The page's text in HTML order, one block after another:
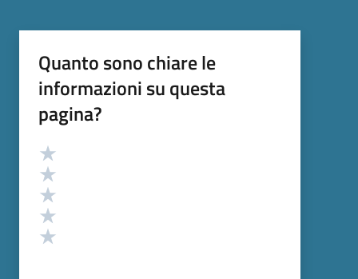
Quanto sono chiare le
informazioni su questa
pagina?
Valutazione